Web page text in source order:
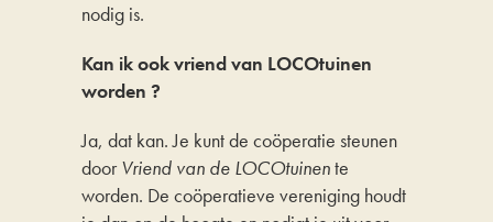
nodig is.
Kan ik ook vriend van LOCOtuinen
worden ?
Ja, dat kan. Je kunt de coöperatie steunen
doorVriend van de LOCOtuinente
worden. De coöperatieve vereniging houdt